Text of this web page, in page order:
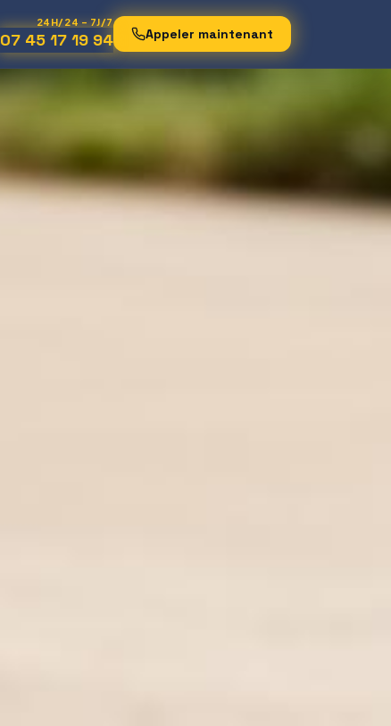
24H/24 - 7J/7
07 45 17 19 94 Appeler maintenant